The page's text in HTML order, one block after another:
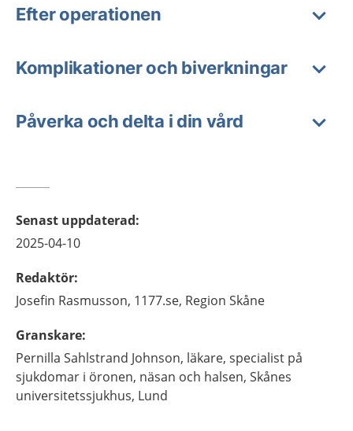
Efter operationen
Komplikationer och biverkningar
Påverka och delta i din vård
Senast uppdaterad:
2025-04-10
Redaktör:
Josefin Rasmusson, 1177.se, Region Skåne
Granskare:
Pernilla Sahlstrand Johnson, läkare, specialist på
sjukdomar i öronen, näsan och halsen, Skånes
universitetssjukhus, Lund